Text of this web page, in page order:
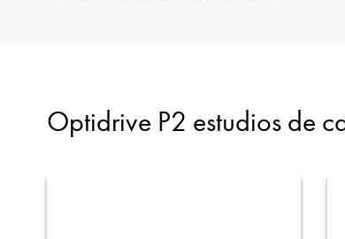
Optidrive P2 estudios de